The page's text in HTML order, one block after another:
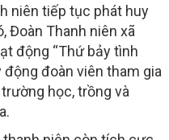
niên tiếp tục phát huy
Đoàn Thanh niên xã
động “Thứ bảy tình
động đoàn viên tham gia
học, trồng và